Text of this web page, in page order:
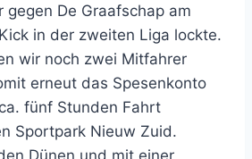
gegen De Graafschap am
in der zweiten Liga lockte.
wir noch zwei Mitfahrer
erneut das Spesenkonto
fünf Stunden Fahrt
Sportpark Nieuw Zuid.
Dünen und mit einer